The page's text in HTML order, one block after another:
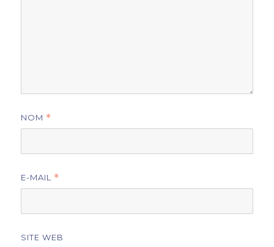
NOM *
E-MAIL *
SITE WEB